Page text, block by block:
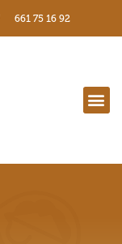
661 75 16 92